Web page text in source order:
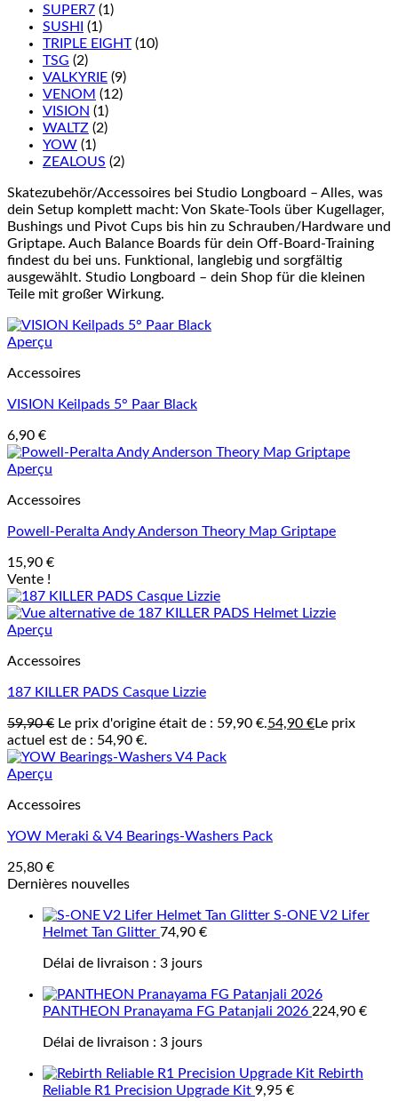
SUPER7 (1)
SUSHI
(1)
TRIPLE EIGHT (10)
TSG (2)
VALKYRIE (9)
VENOM (12)
VISION (1)
WALTZ (2)
YOW (1)
ZEALOUS (2)
Skatezubehör/Accessoires bei Studio Longboard – Alles, was
dein Setup komplett macht: Von Skate-Tools über Kugellager,
Bushings und Pivot Cups bis hin zu Schrauben/Hardware und
Griptape. Auch Balance Boards für dein Off-Board-Training
findest du bei uns. Funktional, langlebig und sorgfältig
ausgewählt. Studio Longboard – dein Shop für die kleinen
Teile mit großer Wirkung.
Aperçu
Accessoires
VISION Keilpads 5° Paar Black
6,90 €
Aperçu
Accessoires
Powell-Peralta Andy Anderson Theory Map Griptape
15,90 €
Vente !
Aperçu
Accessoires
187 KILLER PADS Casque Lizzie
59,90€ Le prix d'origine était de : 59,90 €.54,90 €Le prix
actuel est de : 54,90 €.
Aperçu
Accessoires
YOW Meraki & V4 Bearings-Washers Pack
25,80 €
Dernières nouvelles
S-ONE V2 Lifer
Helmet Tan Glitter 74,90 €
Délai de livraison : 3 jours
PANTHEON Pranayama FG Patanjali 2026 224,90 €
Délai de livraison : 3 jours
Rebirth
Reliable R1 Precision Upgrade Kit 9,95 €